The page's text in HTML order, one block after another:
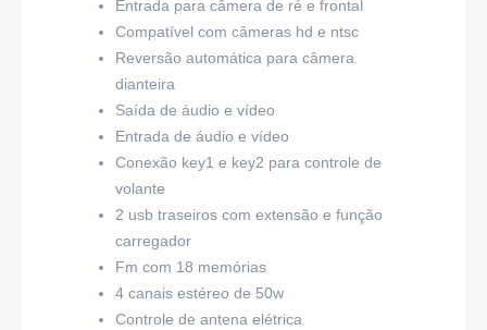
Entrada para câmera de ré e frontal
Compatível com câmeras hd e ntsc
Reversão automática para câmera
dianteira
Saída de áudio e vídeo
Entrada de áudio e vídeo
Conexão key1 e key2 para controle de
volante
2 usb traseiros com extensão e função
carregador
Fm com 18 memórias
4 canais estéreo de 50w
Controle de antena elétrica